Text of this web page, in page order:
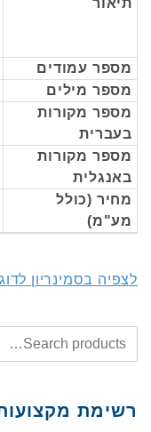
תיאור
מספר עמודים
מספר מילים
מספר מקורות
בעברית
מספר מקורות
באנגלית
מחיר (כולל
מע"מ)
לצפיה בסמינריון
רשימת